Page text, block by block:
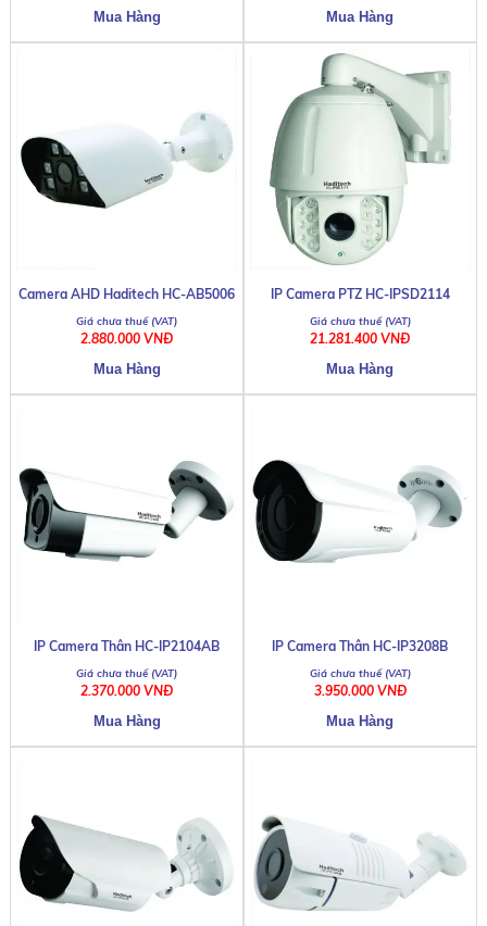
Camera AHD Haditech HC-AB5006
2.880.000 VNĐ
IP Camera PTZ HC-IPSD2114
21.281.400 VNĐ
IP Camera Thân HC-IP2104AB
2.370.000 VNĐ
IP Camera Thân HC-IP3208B
3.950.000 VNĐ